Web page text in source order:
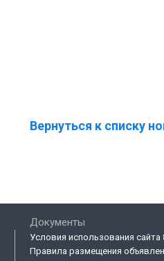
Вернуться к списку
Документы
Условия использования сайта
Правила размещения